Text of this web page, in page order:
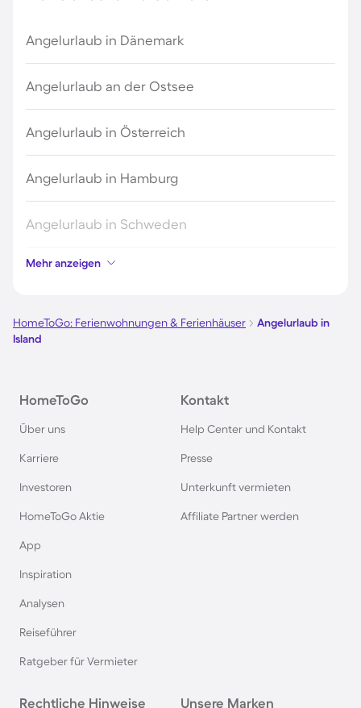
Angelurlaub in Dänemark
Angelurlaub an der Ostsee
Angelurlaub in Österreich
Angelurlaub in Hamburg
Angelurlaub in Schweden
Angelurlaub in Holland
Angelurlaub an der Mecklenburgischen
Seenplatte
Angelurlaub in Norwegen
Angelurlaub in Bayern
Angelurlaub in Brandenburg
Angelurlaub in Polen
Angelurlaub in Mecklenburg-Vorpommern
Mehr anzeigen
HomeToGo: Ferienwohnungen & Ferienhäuser
Angelurlaub in
Island
HomeToGo
Über uns
Karriere
Investoren
HomeToGo Aktie
App
Inspiration
Analysen
Reiseführer
Ratgeber für Vermieter
Kontakt
Help Center und Kontakt
Presse
Unterkunft vermieten
Affiliate Partner werden
Rechtliche Hinweise Unsere Marken